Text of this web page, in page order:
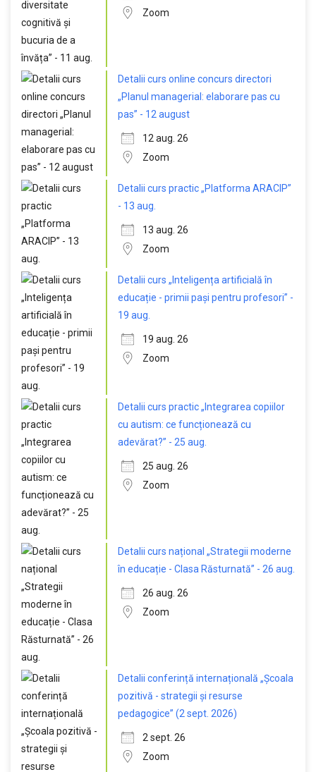
Zoom
Detalii curs online concurs directori
„Planul managerial: elaborare pas cu
pas” - 12 august
12 aug. 26
Zoom
Detalii curs practic „Platforma ARACIP”
- 13 aug.
13 aug. 26
Zoom
Detalii curs „Inteligența artificială în
educație - primii pași pentru profesori” -
19 aug.
19 aug. 26
Zoom
Detalii curs practic „Integrarea copiilor
cu autism: ce funcționează cu
adevărat?” - 25 aug.
25 aug. 26
Zoom
Detalii curs național „Strategii moderne
în educație - Clasa Răsturnată” - 26 aug.
26 aug. 26
Zoom
Detalii conferință internațională „Școala
pozitivă - strategii și resurse
pedagogice” (2 sept. 2026)
2 sept. 26
Zoom